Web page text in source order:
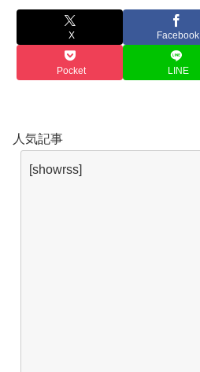
X Facebook
Pocket LINE
人気記事
[showrss]